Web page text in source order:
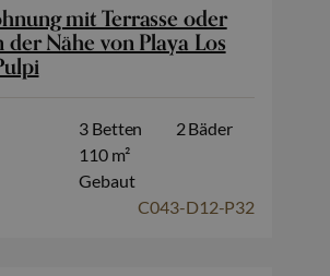
mit Terrasse oder
Nähe von Playa Los
3 Betten
2 Bäder
110 m²
Gebaut
C043-D12-P32